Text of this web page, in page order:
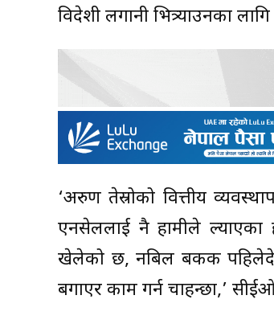
विदेशी लगानी भित्र्याउनका
‘अरुण तेस्रोको वित्तीय
एनसेललाई नै हामीले ल्याएका
खेलेको छ, नबिल बैंकक
बगाएर काम गर्न चाहन्छौं,’